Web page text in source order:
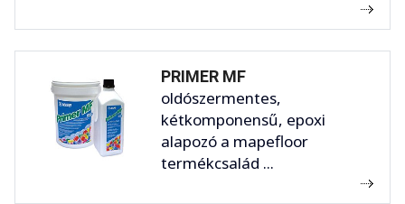
PRIMER MF
oldószermentes,
kétkomponensű, epoxi
alapozó a mapefloor
termékcsalád ...